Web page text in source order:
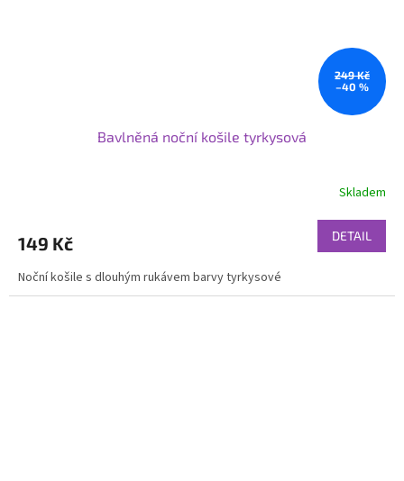
249 Kč
–40 %
Bavlněná noční košile tyrkysová
Skladem
149 Kč DETAIL
Noční košile s dlouhým rukávem barvy tyrkysové